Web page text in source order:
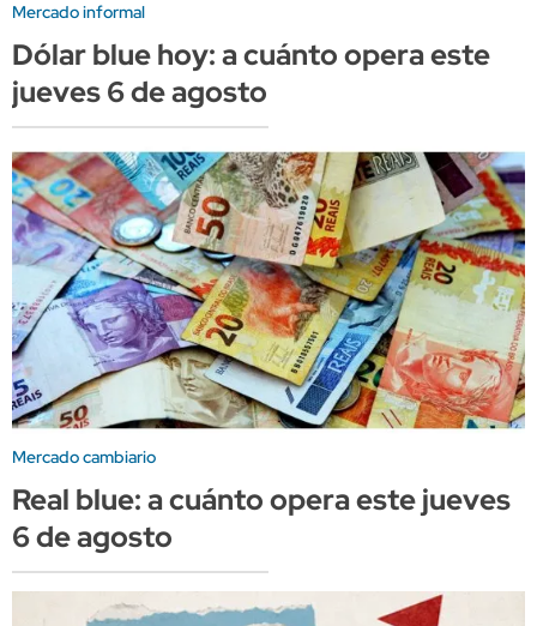
Mercado informal
Dólar blue hoy: a cuánto opera este
jueves 6 de agosto
Mercado cambiario
Real blue: a cuánto opera este jueves
6 de agosto